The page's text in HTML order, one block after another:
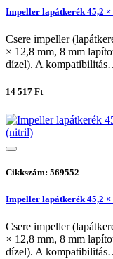
Impeller lapátkerék 45,2
Csere impeller
× 12,8 mm, 8 mm
dízel). A
14 517 Ft
Cikkszám: 569552
Impeller lapátkerék 45,2
Csere impeller
× 12,8 mm, 8 mm
dízel). A